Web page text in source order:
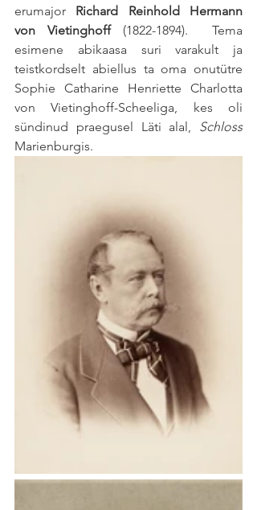
erumajor Richard Reinhold Hermann
von Vietinghoff (1822-1894).  Tema
esimene abikaasa suri varakult ja
teistkordselt abiellus ta oma onutütre
Sophie Catharine Henriette Charlotta
von Vietinghoff-Scheeliga, kes oli
sündinud praegusel Läti alal,
Schloss
Marienburgis.